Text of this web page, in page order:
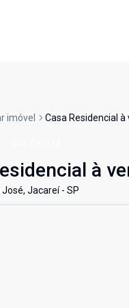
imóvel Casa Residencial
à
Jacareí - SP